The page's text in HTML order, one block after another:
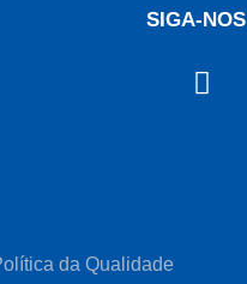
SIGA-NOS
da Qualidade